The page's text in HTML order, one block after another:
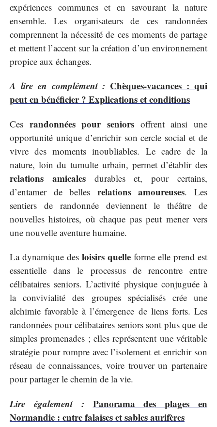
expériences communes et en savourant la nature
ensemble. Les organisateurs de ces randonnées
comprennent la nécessité de ces moments de partage
et mettent l’accent sur la création d’un environnement
propice aux échanges.
A lire en complément : Chèques-vacances : qui
peut en bénéficier ? Explications et conditions
Ces randonnées pour seniors offrent ainsi une
opportunité unique d’enrichir son cercle social et de
vivre des moments inoubliables. Le cadre de la
nature, loin du tumulte urbain, permet d’établir des
relations amicalesdurables et, pour certains,
d’entamer de belles relations amoureuses. Les
sentiers de randonnée deviennent le théâtre de
nouvelles histoires, où chaque pas peut mener vers
une nouvelle aventure humaine.
La dynamique des loisirs quelle forme elle prend est
essentielle dans le processus de rencontre entre
célibataires seniors. L’activité physique conjuguée à
la convivialité des groupes spécialisés crée une
alchimie favorable à l’émergence de liens forts. Les
randonnées pour célibataires seniors sont plus que de
simples promenades ; elles représentent une véritable
stratégie pour rompre avec l’isolement et enrichir son
réseau de connaissances, voire trouver un partenaire
pour partager le chemin de la vie.
Lire également :
Panorama des plages en
Normandie : entre falaises et sables aurifères